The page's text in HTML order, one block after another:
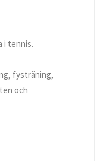
i tennis.
fysträning,
och